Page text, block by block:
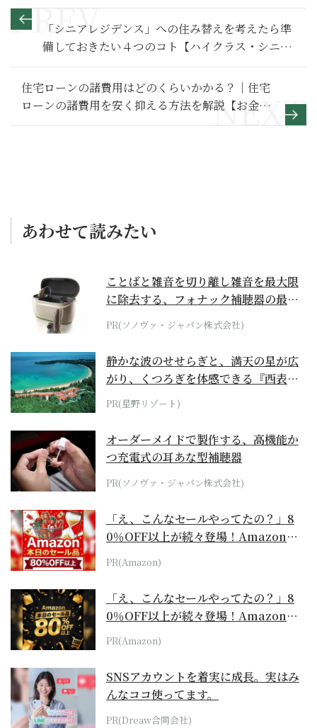
「シニアレジデンス」への住み替えを考えたら準
備しておきたい４つのコト【ハイクラス・シニア
レジデンス案内】
住宅ローンの諸費用はどのくらいかかる？｜住宅
ローンの諸費用を安く抑える方法を解説【お金の
学校】
あわせて読みたい
ことばと雑音を切り離し雑音を最大限
に除去する、フォナック補聴器の最上
位モデル
PR(ソノヴァ・ジャパン株式会社)
静かな波のせせらぎと、満天の星が広
がり、くつろぎを体感できる『西表島
ホテル by...
PR(星野リゾート)
オーダーメイドで製作する、高機能か
つ充電式の耳あな型補聴器
PR(ソノヴァ・ジャパン株式会社)
「え、こんなセールやってたの？」8
0％OFF以上が続々登場！Amazonの
本気が...
PR(Amazon)
「え、こんなセールやってたの？」8
0％OFF以上が続々登場！Amazonの
本気が...
PR(Amazon)
SNSアカウントを着実に成長。実はみ
んなココ使ってます。
PR(Dreaw合同会社)